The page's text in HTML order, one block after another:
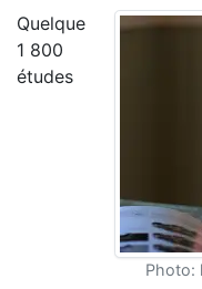
Photo:
Quelque
1 800
études